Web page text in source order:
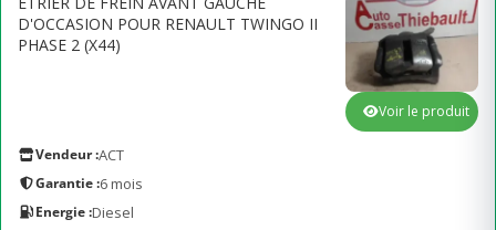
D'OCCASION POUR RENAULT TWINGO II
PHASE 2 (X44)
Vendeur :ACT
Garantie :6 mois
Energie :Diesel
Voir le produit